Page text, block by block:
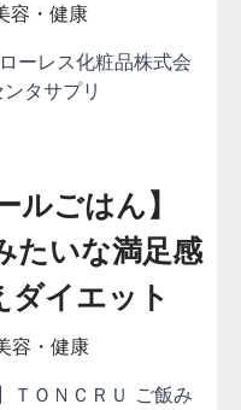
容・健康
ーレス化粧品株式会
タサプリ
ルごはん】
たいな満足感
ダイエット
容・健康
ＴＯＮＣＲＵ ご飯み